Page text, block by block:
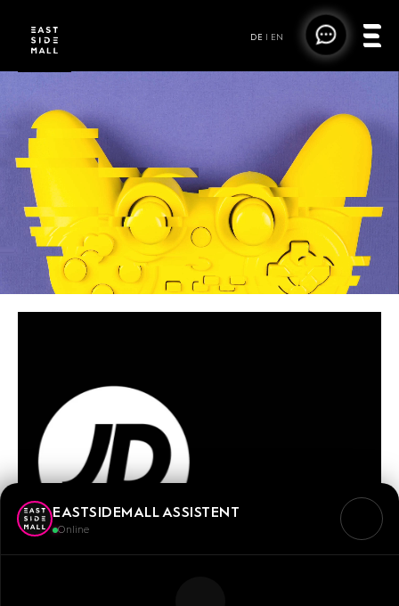
DE | EN
EASTSIDEMALL ASSISTENT
Online